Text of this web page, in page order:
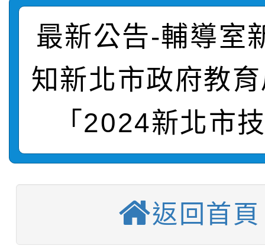
動辦法」
轉知臺中市政府政風處
城市手牽手，綠能透明
畫影片一案
轉知：「115學年度全
劇比賽實施要點」及修
轉知：桃園市115年度
敬師藝文競賽』實施計
【甄選結果(第11招)】
學年度第1學期第7次
【甄選結果(第3招)】
結果(第3招)
學年度第1學期第9次
結果(第4招)
【甄選結果(第12招)】
學年度第1學期第7次代
最新公告-輔導室
知新北市政府教
「2024新北市
返回首頁